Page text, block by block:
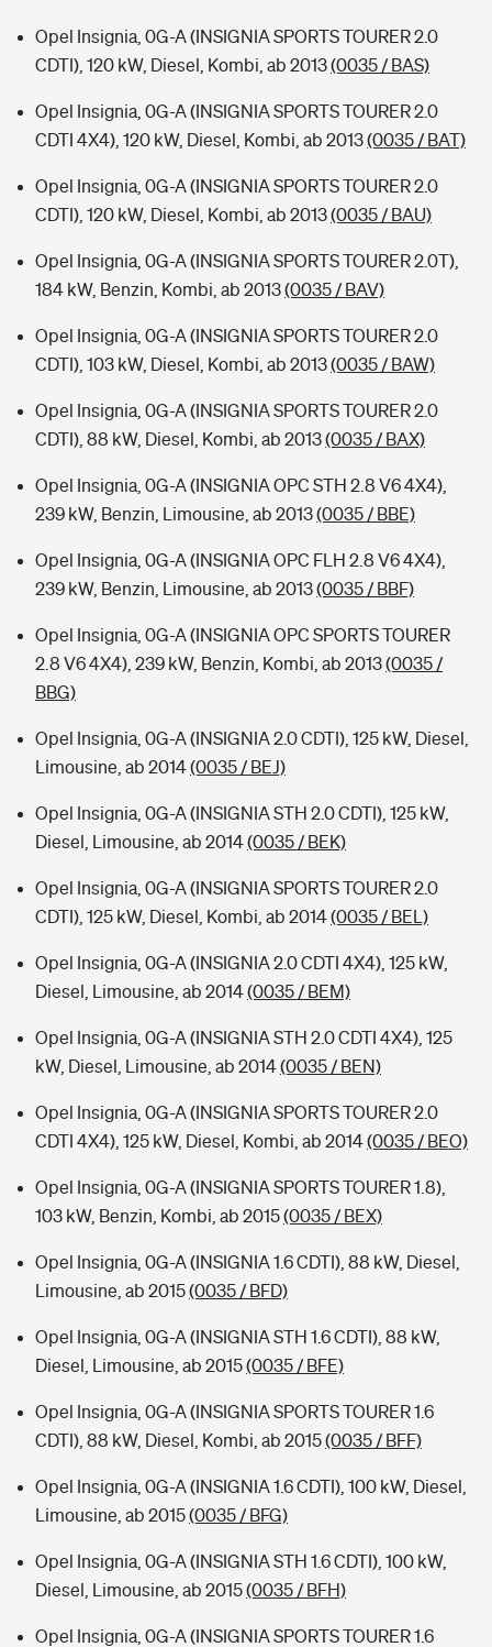
Opel Insignia, 0G-A (INSIGNIA SPORTS TOURER 2.0
CDTI), 120 kW, Diesel, Kombi, ab 2013(0035 / BAS)
Opel Insignia, 0G-A (INSIGNIA SPORTS TOURER 2.0
CDTI 4X4), 120 kW, Diesel, Kombi, ab 2013(0035 / BAT)
Opel Insignia, 0G-A (INSIGNIA SPORTS TOURER 2.0
CDTI), 120 kW, Diesel, Kombi, ab 2013(0035 / BAU)
Opel Insignia, 0G-A (INSIGNIA SPORTS TOURER 2.0T),
184 kW, Benzin, Kombi, ab 2013(0035 / BAV)
Opel Insignia, 0G-A (INSIGNIA SPORTS TOURER 2.0
CDTI), 103 kW, Diesel, Kombi, ab 2013(0035 / BAW)
Opel Insignia, 0G-A (INSIGNIA SPORTS TOURER 2.0
CDTI), 88 kW, Diesel, Kombi, ab 2013(0035 / BAX)
Opel Insignia, 0G-A (INSIGNIA OPC STH 2.8 V6 4X4),
239 kW, Benzin, Limousine, ab 2013(0035 / BBE)
Opel Insignia, 0G-A (INSIGNIA OPC FLH 2.8 V6 4X4),
239 kW, Benzin, Limousine, ab 2013(0035 / BBF)
Opel Insignia, 0G-A (INSIGNIA OPC SPORTS TOURER
2.8 V6 4X4), 239 kW, Benzin, Kombi, ab 2013(0035 /
BBG)
Opel Insignia, 0G-A (INSIGNIA 2.0 CDTI), 125 kW, Diesel,
Limousine, ab 2014(0035 / BEJ)
Opel Insignia, 0G-A (INSIGNIA STH 2.0 CDTI), 125 kW,
Diesel, Limousine, ab 2014(0035 / BEK)
Opel Insignia, 0G-A (INSIGNIA SPORTS TOURER 2.0
CDTI), 125 kW, Diesel, Kombi, ab 2014(0035 / BEL)
Opel Insignia, 0G-A (INSIGNIA 2.0 CDTI 4X4), 125 kW,
Diesel, Limousine, ab 2014(0035 / BEM)
Opel Insignia, 0G-A (INSIGNIA STH 2.0 CDTI 4X4), 125
kW, Diesel, Limousine, ab 2014(0035 / BEN)
Opel Insignia, 0G-A (INSIGNIA SPORTS TOURER 2.0
CDTI 4X4), 125 kW, Diesel, Kombi, ab 2014(0035 / BEO)
Opel Insignia, 0G-A (INSIGNIA SPORTS TOURER 1.8),
103 kW, Benzin, Kombi, ab 2015(0035 / BEX)
Opel Insignia, 0G-A (INSIGNIA 1.6 CDTI), 88 kW, Diesel,
Limousine, ab 2015(0035 / BFD)
Opel Insignia, 0G-A (INSIGNIA STH 1.6 CDTI), 88 kW,
Diesel, Limousine, ab 2015(0035 / BFE)
Opel Insignia, 0G-A (INSIGNIA SPORTS TOURER 1.6
CDTI), 88 kW, Diesel, Kombi, ab 2015(0035 / BFF)
Opel Insignia, 0G-A (INSIGNIA 1.6 CDTI), 100 kW, Diesel,
Limousine, ab 2015(0035 / BFG)
Opel Insignia, 0G-A (INSIGNIA STH 1.6 CDTI), 100 kW,
Diesel, Limousine, ab 2015(0035 / BFH)
Opel Insignia, 0G-A (INSIGNIA SPORTS TOURER 1.6